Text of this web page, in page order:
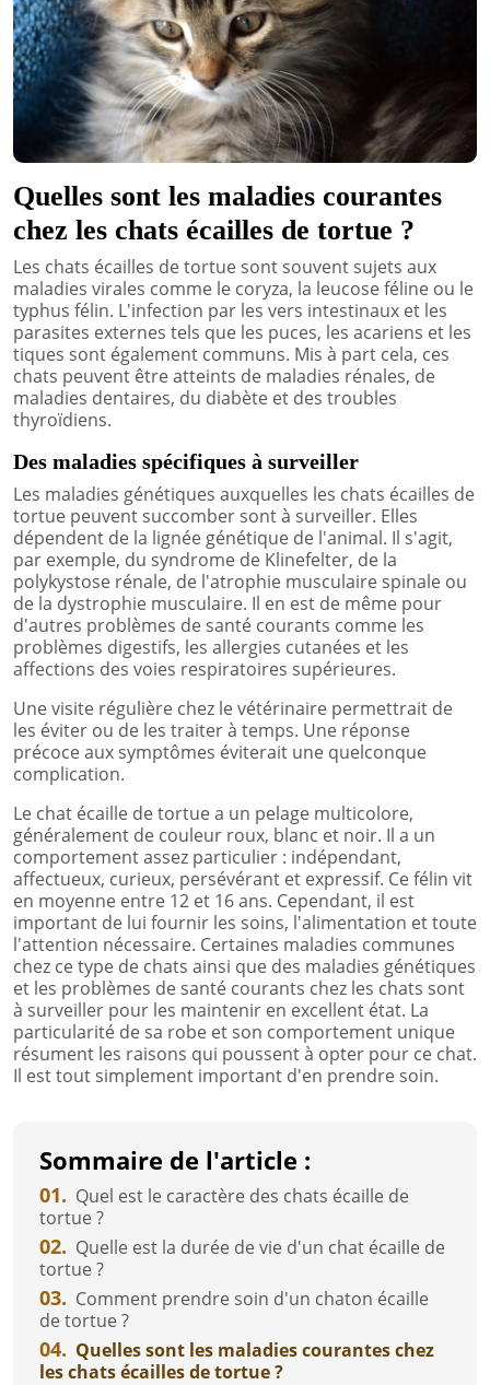
Quelles sont les maladies courantes
chez les chats écailles de tortue ?
Les chats écailles de tortue sont souvent sujets aux
maladies virales comme le coryza, la leucose féline ou le
typhus félin. L'infection par les vers intestinaux et les
parasites externes tels que les puces, les acariens et les
tiques sont également communs. Mis à part cela, ces
chats peuvent être atteints de maladies rénales, de
maladies dentaires, du diabète et des troubles
thyroïdiens.
Des maladies spécifiques à surveiller
Les maladies génétiques auxquelles les chats écailles de
tortue peuvent succomber sont à surveiller. Elles
dépendent de la lignée génétique de l'animal. Il s'agit,
par exemple, du syndrome de Klinefelter, de la
polykystose rénale, de l'atrophie musculaire spinale ou
de la dystrophie musculaire. Il en est de même pour
d'autres problèmes de santé courants comme les
problèmes digestifs, les allergies cutanées et les
affections des voies respiratoires supérieures.
Une visite régulière chez le vétérinaire permettrait de
les éviter ou de les traiter à temps. Une réponse
précoce aux symptômes éviterait une quelconque
complication.
Le chat écaille de tortue a un pelage multicolore,
généralement de couleur roux, blanc et noir. Il a un
comportement assez particulier : indépendant,
affectueux, curieux, persévérant et expressif. Ce félin vit
en moyenne entre 12 et 16 ans. Cependant, il est
important de lui fournir les soins, l'alimentation et toute
l'attention nécessaire. Certaines maladies communes
chez ce type de chats ainsi que des maladies génétiques
et les problèmes de santé courants chez les chats sont
à surveiller pour les maintenir en excellent état. La
particularité de sa robe et son comportement unique
résument les raisons qui poussent à opter pour ce chat.
Il est tout simplement important d'en prendre soin.
Sommaire de l'article :
01. Quel est le caractère des chats écaille de
tortue ?
02. Quelle est la durée de vie d'un chat écaille de
tortue ?
03. Comment prendre soin d'un chaton écaille
de tortue ?
04. Quelles sont les maladies courantes chez
les chats écailles de tortue ?